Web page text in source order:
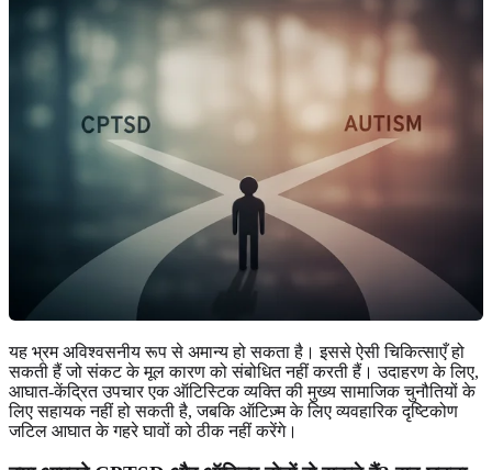
यह भ्रम अविश्वसनीय रूप से अमान्य हो सकता है। इससे ऐसी चिकित्साएँ हो
सकती हैं जो संकट के मूल कारण को संबोधित नहीं करती हैं। उदाहरण के लिए,
आघात-केंद्रित उपचार एक ऑटिस्टिक व्यक्ति की मुख्य सामाजिक चुनौतियों के
लिए सहायक नहीं हो सकती है, जबकि ऑटिज़्म के लिए व्यवहारिक दृष्टिकोण
जटिल आघात के गहरे घावों को ठीक नहीं करेंगे।